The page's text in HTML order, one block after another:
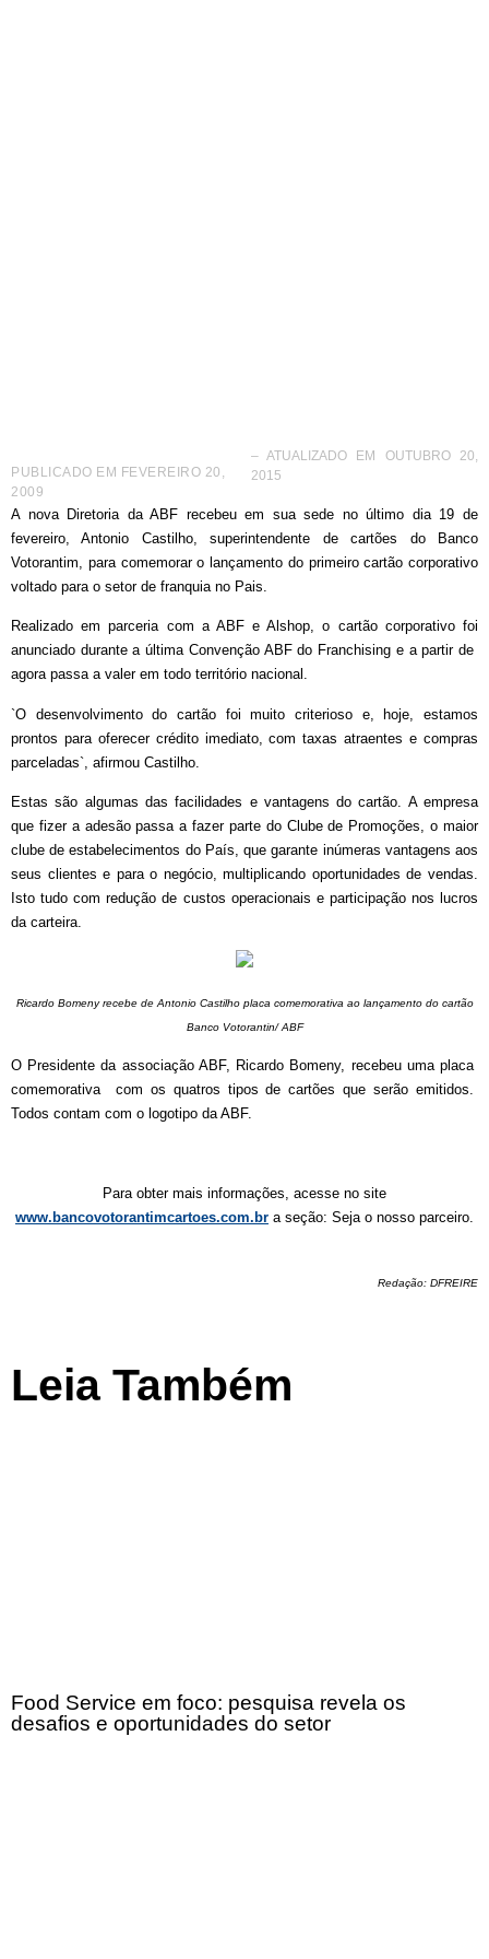
PUBLICADO EM FEVEREIRO 20,
2009
– ATUALIZADO EM OUTUBRO 20,
2015
A nova Diretoria da ABF recebeu em sua sede no último dia 19 de
fevereiro, Antonio Castilho, superintendente de cartões do Banco
Votorantim, para comemorar o lançamento do primeiro cartão corporativo
voltado para o setor de franquia no Pais.
Realizado em parceria com a ABF e Alshop, o cartão corporativo foi
anunciado durante a última Convenção ABF do Franchising e a partir de
agora passa a valer em todo território nacional.
`O desenvolvimento do cartão foi muito criterioso e, hoje, estamos
prontos para oferecer crédito imediato, com taxas atraentes e compras
parceladas`, afirmou Castilho.
Estas são algumas das facilidades e vantagens do cartão. A empresa
que fizer a adesão passa a fazer parte do Clube de Promoções, o maior
clube de estabelecimentos do País, que garante inúmeras vantagens aos
seus clientes e para o negócio, multiplicando oportunidades de vendas.
Isto tudo com redução de custos operacionais e participação nos lucros
da carteira.
Ricardo Bomeny recebe de Antonio Castilho placa comemorativa ao lançamento do cartão
Banco Votorantin/ ABF
O Presidente da associação ABF, Ricardo Bomeny, recebeu uma placa
comemorativa com os quatros tipos de cartões que serão emitidos.
Todos contam com o logotipo da ABF.
Para obter mais informações, acesse no site
www.bancovotorantimcartoes.com.br a seção: Seja o nosso parceiro.
Redação: DFREIRE
Leia Também
Food Service em foco: pesquisa revela os
desafios e oportunidades do setor